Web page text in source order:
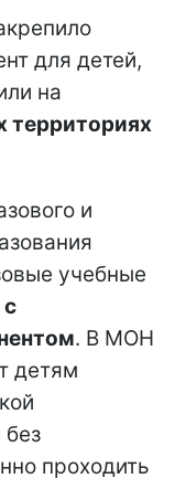
для детей,
на
территориях
и
учебные
с
. В МОН
детям
без
проходить